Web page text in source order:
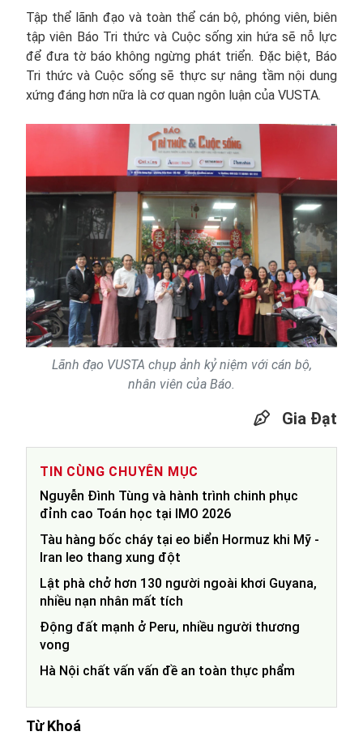
Tập thể lãnh đạo và toàn thể cán bộ, phóng viên, biên
tập viên Báo Tri thức và Cuộc sống xin hứa sẽ nỗ lực
để đưa tờ báo không ngừng phát triển. Đặc biệt, Báo
Tri thức và Cuộc sống sẽ thực sự nâng tầm nội dung
xứng đáng hơn nữa là cơ quan ngôn luận của VUSTA.
Lãnh đạo VUSTA chụp ảnh kỷ niệm với cán bộ,
nhân viên của Báo.
Gia Đạt
TIN CÙNG CHUYÊN MỤC
Nguyễn Đình Tùng và hành trình chinh phục
đỉnh cao Toán học tại IMO 2026
Tàu hàng bốc cháy tại eo biển Hormuz khi Mỹ -
Iran leo thang xung đột
Lật phà chở hơn 130 người ngoài khơi Guyana,
nhiều nạn nhân mất tích
Động đất mạnh ở Peru, nhiều người thương
vong
Hà Nội chất vấn vấn đề an toàn thực phẩm
Từ Khoá